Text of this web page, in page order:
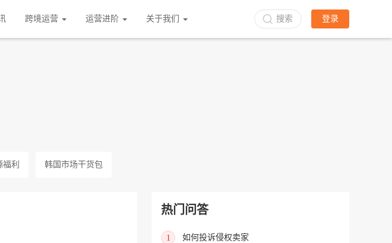
跨境运营 运营进阶 关于我们 搜索 登录
利 韩国市场干货包
热门问答
1 如何投诉侵权卖家